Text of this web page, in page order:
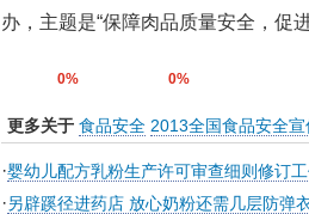
办，主题是“保障肉品质量安全，促
0% 0%
更多关于 食品安全 2013全国食品安全宣
·婴幼儿配方乳粉生产许可审查细则修订
·另辟蹊径进药店 放心奶粉还需几层防弹